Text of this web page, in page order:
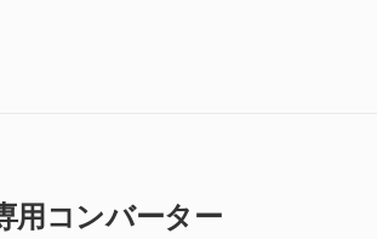
用コンバーター